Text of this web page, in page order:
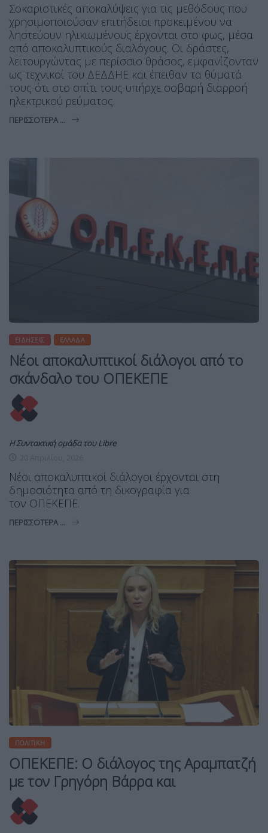
Σοκαριστικές αποκαλύψεις για τις μεθόδους που
χρησιμοποιούσαν επιτήδειοι προκειμένου να
ληστεύουν ηλικιωμένους έρχονται στο φως, μέσα
από αποκαλυπτικούς διαλόγους. Οι δράστες,
λειτουργώντας με περίσσιο θράσος, εμφανίζονταν
ως τεχνικοί του ΔΕΔΔΗΕ και έπειθαν τα θύματά
τους ότι στο σπίτι τους υπήρχε σοβαρή διαρροή
ηλεκτρικού ρεύματος.
ΠΕΡΙΣΣΌΤΕΡΑ ...
ΕΙΔΉΣΕΙΣ ΕΛΛΆΔΑ
Νέοι αποκαλυπτικοί διάλογοι από το
σκάνδαλο του ΟΠΕΚΕΠΕ
Η Συντακτική ομάδα του Libre
Νέοι αποκαλυπτικοί διάλογοι έρχονται στη
δημοσιότητα από τη δικογραφία για
τον ΟΠΕΚΕΠΕ.
ΠΕΡΙΣΣΌΤΕΡΑ ...
ΠΟΛΙΤΙΚΉ
ΟΠΕΚΕΠΕ: Ο διάλογος της Αραμπατζή
με τον Γρηγόρη Βάρρα και